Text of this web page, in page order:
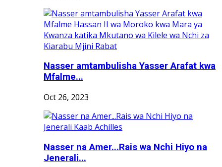
Nasser amtambulisha Yasser Arafat kwa
Mfalme...
Oct 26, 2023
Nasser na Amer...Rais wa Nchi Hiyo na
Jenerali...